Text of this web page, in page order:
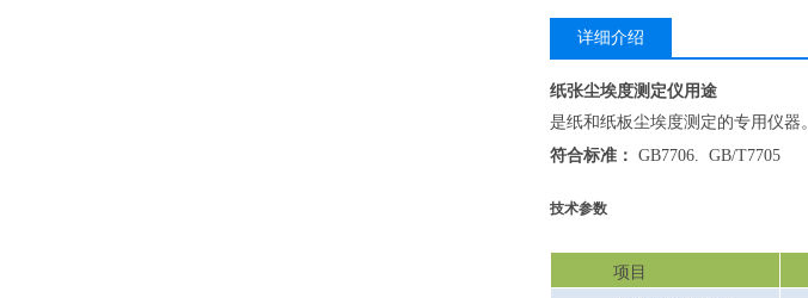
详细介绍
纸张尘埃度测定仪用途
是纸和纸板尘埃度测定的专用仪器。
符合标准 ： GB7706. GB/T7705
技术参数
项目